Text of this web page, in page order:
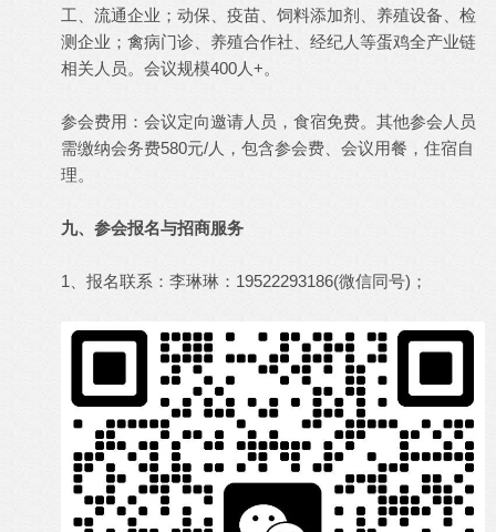
工、流通企业；动保、疫苗、饲料添加剂、养殖设备、检
测企业；禽病门诊、养殖合作社、经纪人等蛋鸡全产业链
相关人员。会议规模400人+。
参会费用：会议定向邀请人员，食宿免费。其他参会人员
需缴纳会务费580元/人，包含参会费、会议用餐，住宿自
理。
九、参会报名与招商服务
1、报名联系：李琳琳：19522293186(微信同号)；